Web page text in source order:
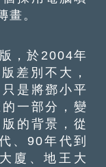
畫。
，於2004年
差別不大，
是將鄧小平
一部分，變
的背景，從
、90年代到
廈、地王大